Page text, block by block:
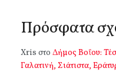
Πρόσφατα
Xris στο Δήμος Βοΐου:
Γαλατινή, Σιάτιστα,